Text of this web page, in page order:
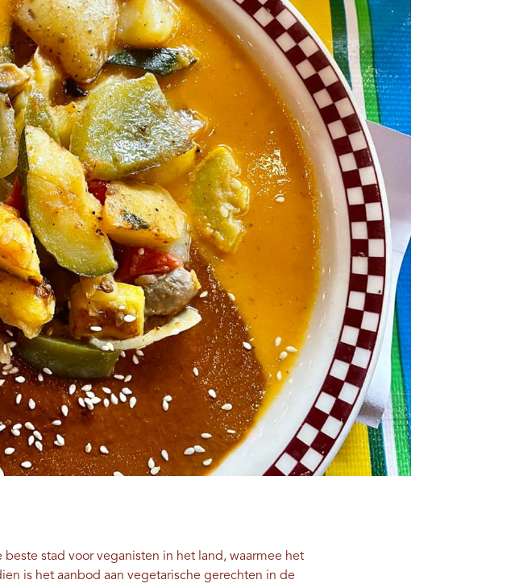
stad voor veganisten in het land, waarmee het
is het aanbod aan vegetarische gerechten in de